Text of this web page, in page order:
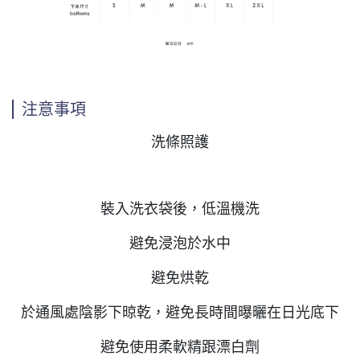
注意事項
洗條照護
裝入洗衣袋後，低溫機洗
避免浸泡於水中
避免烘乾
於通風處陰影下晾乾，避免長時間曝曬在日光底下
避免使用柔軟精跟漂白劑